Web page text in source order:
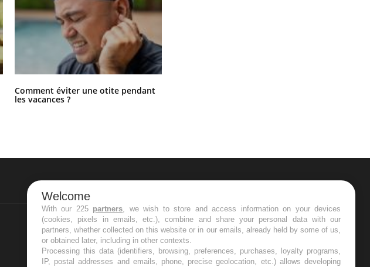
Comment éviter une otite pendant
les vacances ?
NEWSLETTER
Recevez toutes les semaines les meilleures
infos santé
Welcome
With our 225 partners, we wish to store and access information on your devices
(cookies, pixels in emails, etc.), combine and share your personal data with our
partners, whether collected on this website or in our emails, already held by some of us,
or obtained later, including in other contexts.
Processing this data (identifiers, browsing, preferences, purchases, loyalty programs,
IP, postal addresses and emails, phone, precise geolocation, etc.) allows developing